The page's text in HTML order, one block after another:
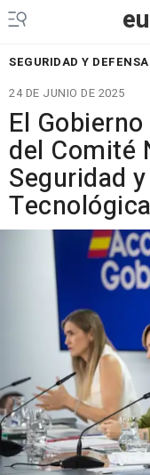
SEGURIDAD Y DEFENSA
24 DE JUNIO DE 2025
El
del Comité
Seguridad
Tecnológica